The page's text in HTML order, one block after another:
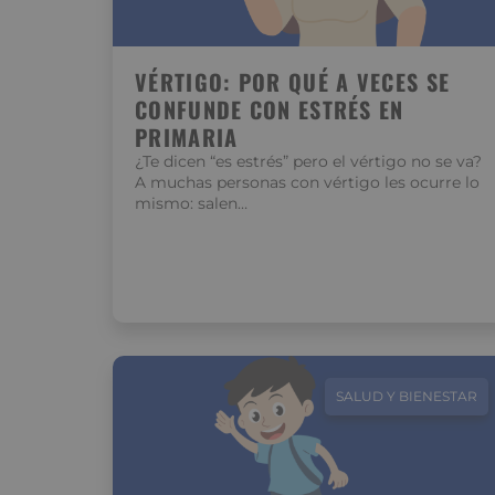
VÉRTIGO: POR QUÉ A VECES SE
CONFUNDE CON ESTRÉS EN
PRIMARIA
¿Te dicen “es estrés” pero el vértigo no se va?
A muchas personas con vértigo les ocurre lo
mismo: salen…
SALUD Y BIENESTAR